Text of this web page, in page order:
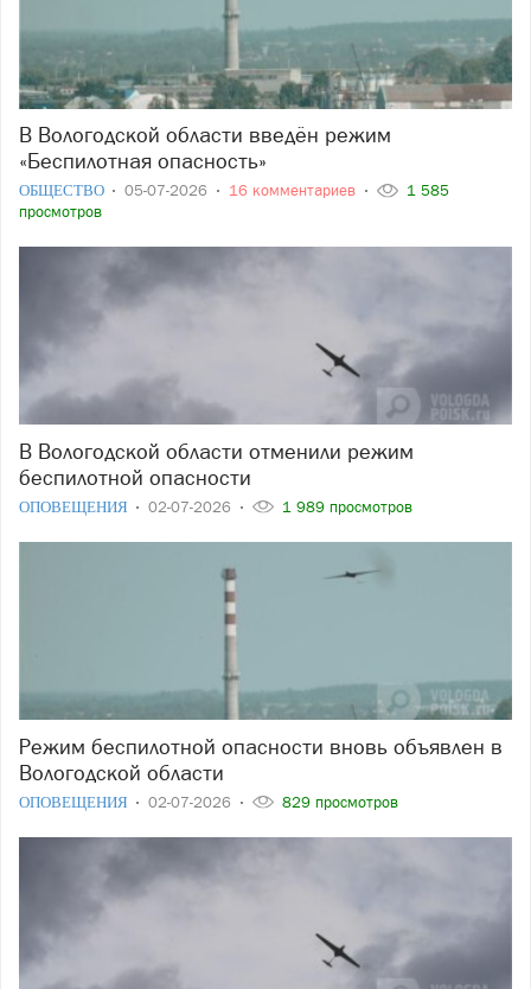
В Вологодской области введён режим
«Беспилотная опасность»
ОБЩЕСТВО 05-07-2026 16 комментариев
1 585
просмотров
В Вологодской области отменили режим
беспилотной опасности
ОПОВЕЩЕНИЯ 02-07-2026 1 989 просмотров
Режим беспилотной опасности вновь объявлен в
Вологодской области
ОПОВЕЩЕНИЯ 02-07-2026 829 просмотров